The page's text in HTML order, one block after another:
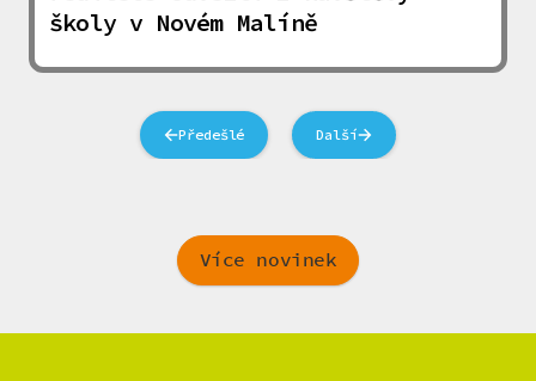
školy v Novém Malíně
Předešlé Další
Více novinek